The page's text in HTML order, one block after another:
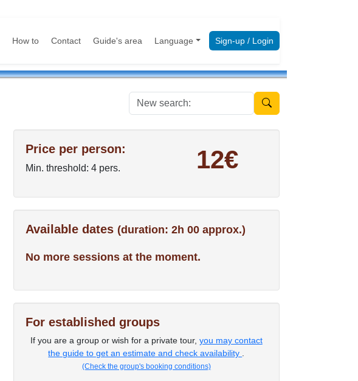
How to Contact Guide's area Language Sign-up / Login
New search:
Price per person:
Min. threshold: 4 pers. 12€
Available dates (duration: 2h 00 approx.)
No more sessions at the moment.
For established groups
If you are a group or wish for a private tour, you may contact
the guide to get an estimate and check availability
(Check the group's booking conditions)